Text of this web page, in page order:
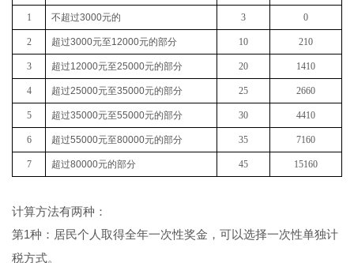
1 不超过3000元的 3 0
2 超过3000元至12000元的部分 10 210
3 超过12000元至25000元的部分 20 1410
4 超过25000元至35000元的部分 25 2660
5 超过35000元至55000元的部分 30 4410
6 超过55000元至80000元的部分 35 7160
7 超过80000元的部分 45 15160
计算方法有两种：
第1种：居民个人取得全年一次性奖金，可以选择一次性单独计
税方式。